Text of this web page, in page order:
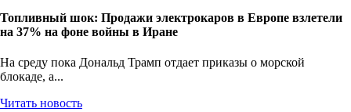
Топливный шок: Продажи электрокаров в Европе взлетели
на 37% на фоне войны в Иране
На среду пока Дональд Трамп отдает приказы о морской
блокаде, а...
Читать новость